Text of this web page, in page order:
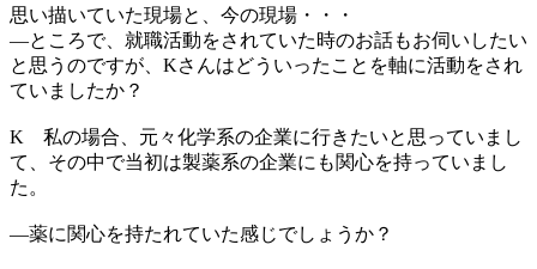
思い描いていた現場と、今の現場・・・
―ところで、就職活動をされていた時のお話もお伺いしたい
と思うのですが、Kさんはどういったことを軸に活動をされ
ていましたか？
K 私の場合、元々化学系の企業に行きたいと思っていまし
て、その中で当初は製薬系の企業にも関心を持っていまし
た。
―薬に関心を持たれていた感じでしょうか？